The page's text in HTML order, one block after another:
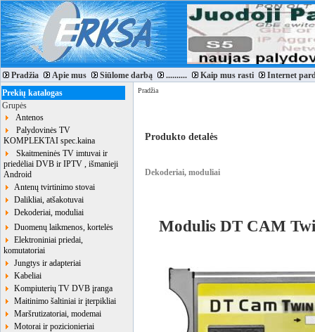
Pradžia Apie mus Siūlome darbą .......... Kaip mus rasti
Internet
Prekių katalogas
Grupės
Antenos
Palydovinės TV
KOMPLEKTAI spec.kaina
Skaitmeninės TV imtuvai ir
priedėliai DVB ir IPTV , išmanieji
Android
Antenų tvirtinimo stovai
Dalikliai, atšakotuvai
Dekoderiai, moduliai
Duomenų laikmenos, kortelės
Elektroniniai priedai,
komutatoriai
Jungtys ir adapteriai
Kabeliai
Kompiuterių TV DVB įranga
Maitinimo šaltiniai ir įterpikliai
Maršrutizatoriai, modemai
Motorai ir pozicionieriai
Pradžia
Produkto detalės
Dekoderiai, moduliai
Modulis DT CAM